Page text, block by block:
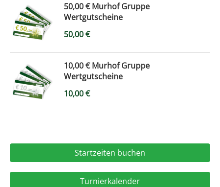
50,00 € Murhof Gruppe
Wertgutscheine
50,00€
10,00 € Murhof Gruppe
Wertgutscheine
10,00€
Startzeiten buchen
Turnierkalender